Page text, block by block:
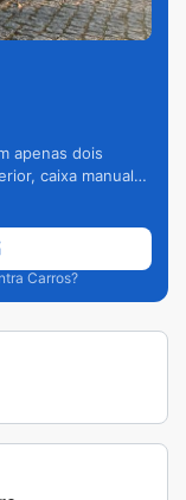
apenas dois
caixa manual
Carros?